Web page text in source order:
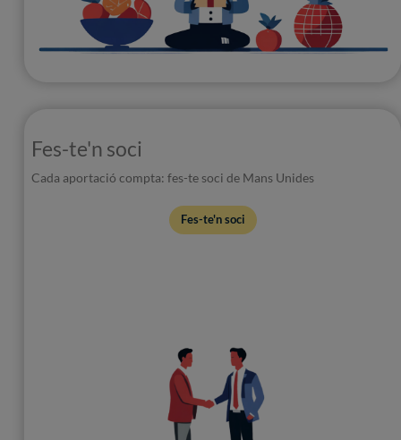
Fes-te'n soci
Cada aportació compta: fes-te soci de Mans Unides
Fes-te'n soci